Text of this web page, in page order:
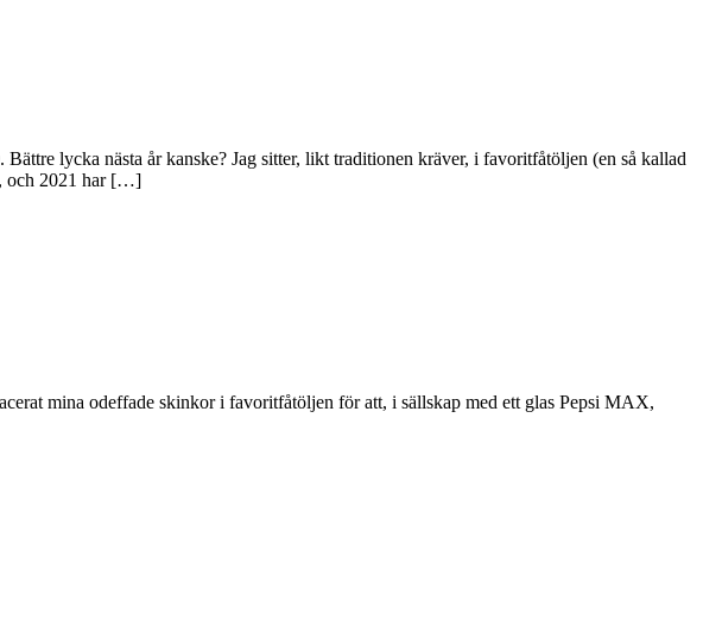
lycka nästa år kanske? Jag sitter, likt traditionen kräver, i favoritfåtöljen (en så kallad
och 2021 har […]
mina odeffade skinkor i favoritfåtöljen för att, i sällskap med ett glas Pepsi MAX,